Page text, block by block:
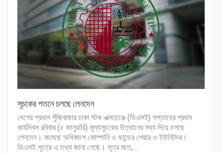
সূচকের পতনে চলছে লেনদেন
দেশের প্রধান পুঁজিবাজার ঢাকা স্টক এক্সচেঞ্জে (ডিএসই) সপ্তাহের প্রথম
কার্যদিবস রবিবার (৫ জানুয়ারি) মূল্যসূচকের উত্থানের মধ্য দিয়ে চলছে
লেনদেন। কমেছে অধিকাংশ কোম্পানি ও ফান্ডের শেয়ার ও ইউনিটদর।
ডিএসই সূত্রে এ তথ্য জানা গেছে। সূত্র মতে,…